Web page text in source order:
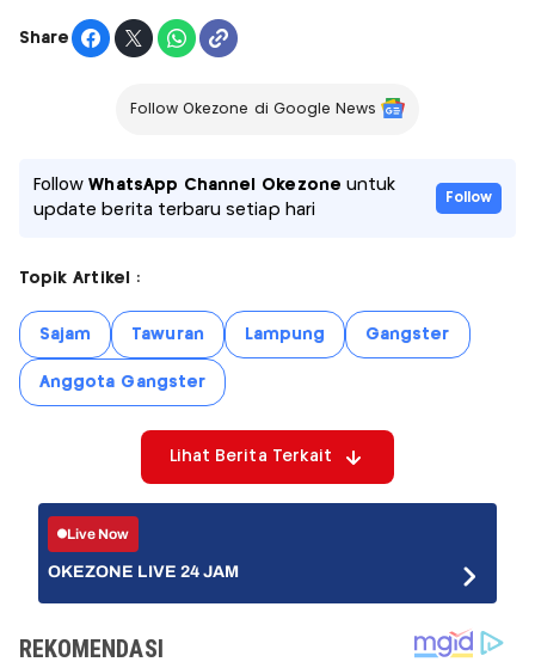
Share
Follow Okezone di Google News
FollowWhatsApp Channel Okezone untuk
update berita terbaru setiap hari
Follow
Topik Artikel :
Sajam Tawuran Lampung Gangster
Anggota Gangster
Lihat Berita Terkait
Live Now
OKEZONE LIVE 24 JAM